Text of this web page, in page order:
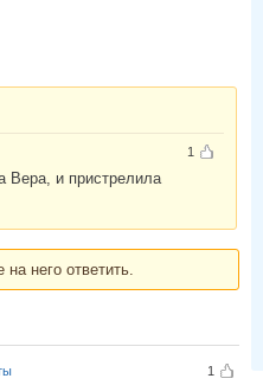
1
Вера, и пристрелила
него ответить.
1